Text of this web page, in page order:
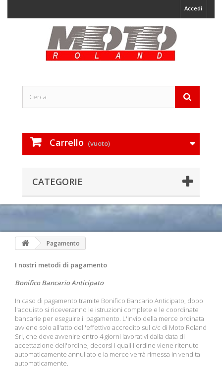
Accedi
Carrello (vuoto)
CATEGORIE
Pagamento
I nostri metodi di pagamento
Bonifico Bancario Anticipato
In caso di pagamento tramite Bonifico Bancario Anticipato, dopo
l'acquisto si riceveranno le istruzioni complete e le coordinate
bancarie per eseguire il pagamento. L'invio della merce ordinata
avviene solo all'atto dell'effettivo accredito sul c/c di Moto Roland
Srl, che deve avvenire entro 4 giorni lavorativi dalla data di
accettazione dell'ordine, decorsi i quali l'ordine viene ritenuto
automaticamente annullato e la merce verrà rimessa in vendita
automaticamente.